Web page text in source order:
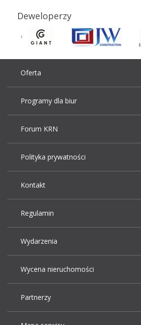
Deweloperzy
Oferta
Programy dla biur
Forum KRN
Polityka prywatności
Kontakt
Regulamin
Wydarzenia
Wycena nieruchomości
Partnerzy